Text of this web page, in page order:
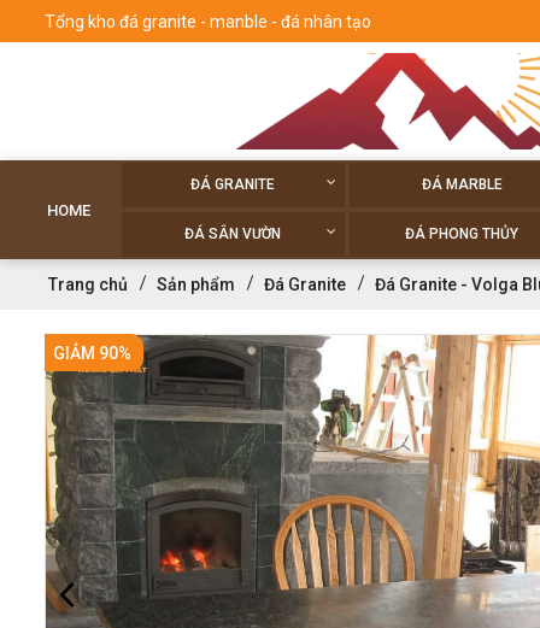
Tổng kho đá granite - manble - đá nhân tạo
HOME
ĐÁ GRANITE ĐÁ MARBLE
ĐÁ SÂN VƯỜN ĐÁ PHONG THỦY
Trang chủ Sản phẩm Đá Granite Đá Granite - Volga
GIẢM 90%